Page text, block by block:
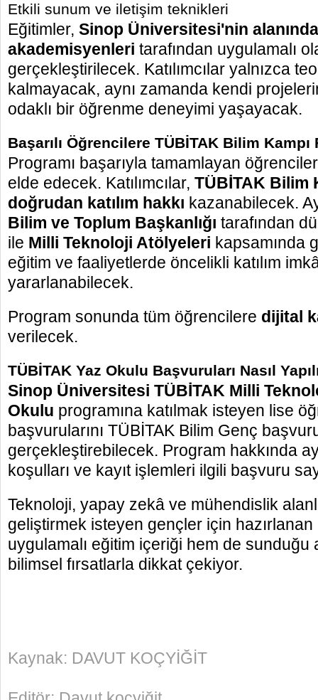
Etkili sunum ve iletişim teknikleri
Eğitimler, Sinop Üniversitesi'nin
akademisyenleri tarafından uygulamalı
gerçekleştirilecek. Katılımcılar yalnızca
kalmayacak, aynı zamanda kendi
odaklı bir öğrenme deneyimi yaşayacak.
Başarılı Öğrencilere TÜBİTAK Bilim Kampı
Programı başarıyla tamamlayan
elde edecek. Katılımcılar, TÜBİTAK Bilim
doğrudan katılım hakkı kazanabilecek.
Bilim ve Toplum Başkanlığı tarafından
ile Milli Teknoloji Atölyeleri kapsamında
eğitim ve faaliyetlerde öncelikli katılım
yararlanabilecek.
Program sonunda tüm öğrencilere dijital
verilecek.
TÜBİTAK Yaz Okulu Başvuruları Nasıl
Sinop Üniversitesi TÜBİTAK Milli
Okulu programına katılmak isteyen lise
başvurularını TÜBİTAK Bilim Genç
gerçekleştirebilecek. Program hakkında
koşulları ve kayıt işlemleri ilgili başvuru
Teknoloji, yapay zekâ ve mühendislik
geliştirmek isteyen gençler için
uygulamalı eğitim içeriği hem de sunduğu
bilimsel fırsatlarla dikkat çekiyor.
Kaynak: DAVUT KOÇYİĞİT